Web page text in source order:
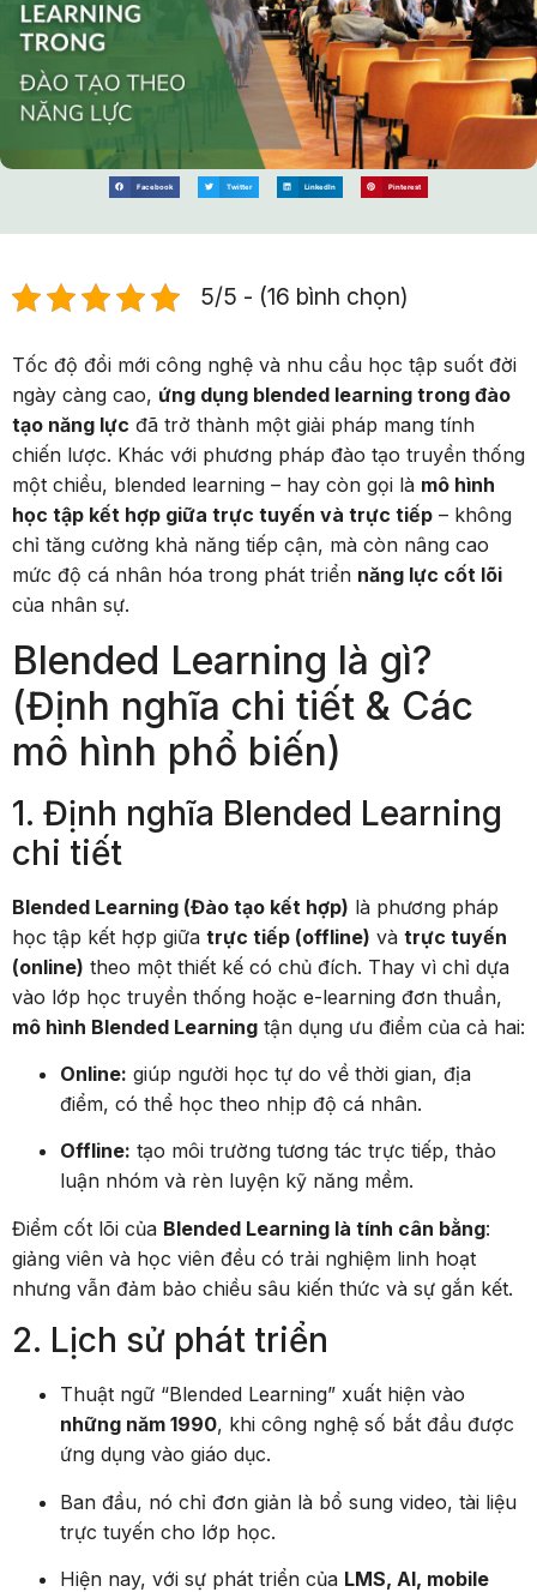
Facebook Twitter LinkedIn Pinterest
5/5 - (16 bình chọn)
Tốc độ đổi mới công nghệ và nhu cầu học tập suốt đời
ngày càng cao, ứng dụng blended learning trong đào
tạo năng lực đã trở thành một giải pháp mang tính
chiến lược. Khác với phương pháp đào tạo truyền thống
một chiều, blended learning – hay còn gọi là mô hình
học tập kết hợp giữa trực tuyến và trực tiếp – không
chỉ tăng cường khả năng tiếp cận, mà còn nâng cao
mức độ cá nhân hóa trong phát triển năng lực cốt lõi
của nhân sự.
Blended Learning là gì?
(Định nghĩa chi tiết & Các
mô hình phổ biến)
1. Định nghĩa Blended Learning
chi tiết
Blended Learning (Đào tạo kết hợp) là phương pháp
học tập kết hợp giữa trực tiếp (offline) và trực tuyến
(online) theo một thiết kế có chủ đích. Thay vì chỉ dựa
vào lớp học truyền thống hoặc e-learning đơn thuần,
mô hình Blended Learning tận dụng ưu điểm của cả hai:
Online: giúp người học tự do về thời gian, địa
điểm, có thể học theo nhịp độ cá nhân.
Offline: tạo môi trường tương tác trực tiếp, thảo
luận nhóm và rèn luyện kỹ năng mềm.
Điểm cốt lõi của Blended Learning là tính cân bằng:
giảng viên và học viên đều có trải nghiệm linh hoạt
nhưng vẫn đảm bảo chiều sâu kiến thức và sự gắn kết.
2. Lịch sử phát triển
Thuật ngữ “Blended Learning” xuất hiện vào
những năm 1990, khi công nghệ số bắt đầu được
ứng dụng vào giáo dục.
Ban đầu, nó chỉ đơn giản là bổ sung video, tài liệu
trực tuyến cho lớp học.
Hiện nay, với sự phát triển của LMS, AI, mobile